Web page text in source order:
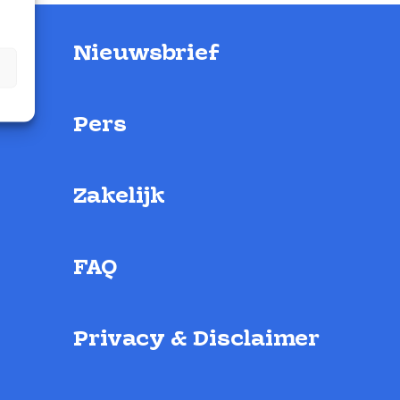
Nieuwsbrief
Pers
Zakelijk
FAQ
Privacy & Disclaimer